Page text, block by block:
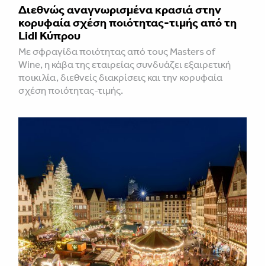
Διεθνώς αναγνωρισμένα κρασιά στην
κορυφαία σχέση ποιότητας-τιμής από τη
Lidl Κύπρου
Με σφραγίδα ποιότητας από τους Masters of
Wine, η κάβα της εταιρείας συνδυάζει εξαιρετική
ποικιλία, διεθνείς διακρίσεις και την κορυφαία
σχέση ποιότητας-τιμής.